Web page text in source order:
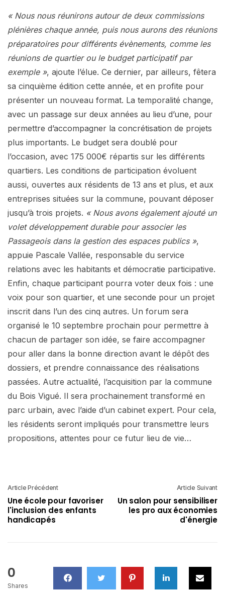
« Nous nous réunirons autour de deux commissions
plénières chaque année, puis nous aurons des réunions
préparatoires pour différents évènements, comme les
réunions de quartier ou le budget participatif par
exemple », ajoute l’élue. Ce dernier, par ailleurs, fêtera
sa cinquième édition cette année, et en profite pour
présenter un nouveau format. La temporalité change,
avec un passage sur deux années au lieu d’une, pour
permettre d’accompagner la concrétisation de projets
plus importants. Le budget sera doublé pour
l’occasion, avec 175 000€ répartis sur les différents
quartiers. Les conditions de participation évoluent
aussi, ouvertes aux résidents de 13 ans et plus, et aux
entreprises situées sur la commune, pouvant déposer
jusqu’à trois projets. « Nous avons également ajouté un
volet développement durable pour associer les
Passageois dans la gestion des espaces publics »,
appuie Pascale Vallée, responsable du service
relations avec les habitants et démocratie participative.
Enfin, chaque participant pourra voter deux fois : une
voix pour son quartier, et une seconde pour un projet
inscrit dans l’un des cinq autres. Un forum sera
organisé le 10 septembre prochain pour permettre à
chacun de partager son idée, se faire accompagner
pour aller dans la bonne direction avant le dépôt des
dossiers, et prendre connaissance des réalisations
passées. Autre actualité, l’acquisition par la commune
du Bois Vigué. Il sera prochainement transformé en
parc urbain, avec l’aide d’un cabinet expert. Pour cela,
les résidents seront impliqués pour transmettre leurs
propositions, attentes pour ce futur lieu de vie…
Article Précédent
Une école pour favoriser
l'inclusion des enfants
handicapés
Article Suivant
Un salon pour sensibiliser
les pro aux économies
d'énergie
0
Shares